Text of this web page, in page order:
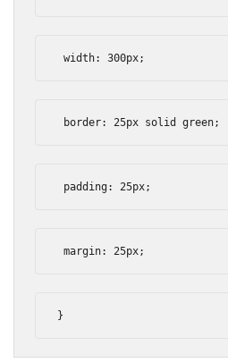
width: 300px;
border: 25px solid green;
padding: 25px;
margin: 25px;
}